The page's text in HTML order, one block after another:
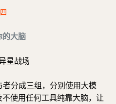
的大脑
星战场
分成三组，分别使用大模
使用任何工具纯靠大脑，让